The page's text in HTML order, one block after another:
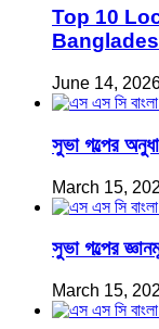
Top 10
June 14,
সুভা গল্পের
March 15,
সুভা গল্পের
March 15,